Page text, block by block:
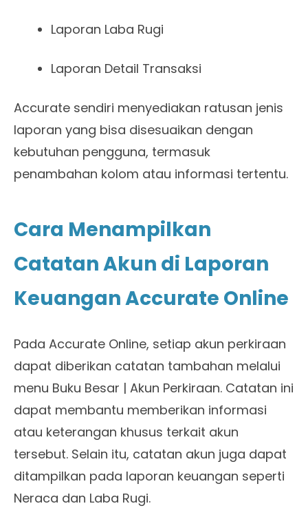
Laporan Laba Rugi
Laporan Detail Transaksi
Accurate sendiri menyediakan ratusan jenis
laporan yang bisa disesuaikan dengan
kebutuhan pengguna, termasuk
penambahan kolom atau informasi tertentu.
Cara Menampilkan
Catatan Akun di Laporan
Keuangan Accurate Online
Pada Accurate Online, setiap akun perkiraan
dapat diberikan catatan tambahan melalui
menu Buku Besar | Akun Perkiraan. Catatan ini
dapat membantu memberikan informasi
atau keterangan khusus terkait akun
tersebut. Selain itu, catatan akun juga dapat
ditampilkan pada laporan keuangan seperti
Neraca dan Laba Rugi.